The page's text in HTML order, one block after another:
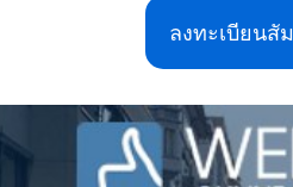
ลงทะเบียนสั